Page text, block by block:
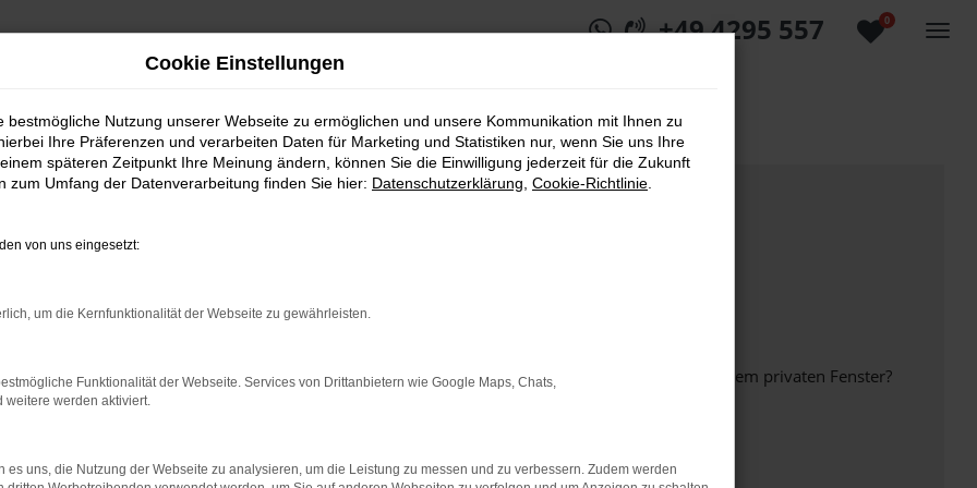
0
+49 4295 557
bestimmter Seiten verhindern. Funktioniert die Seite in einem anderen Browser oder in einem privaten Fenster?
beheben.
auf dem neuesten Stand sind.
Cookie Einstellungen
bestmögliche Nutzung unserer Webseite zu ermöglichen und unsere Kommunikation mit Ihnen zu
Ihre Präferenzen und verarbeiten Daten für Marketing und Statistiken nur, wenn Sie uns Ihre
späteren Zeitpunkt Ihre Meinung ändern, können Sie die Einwilligung jederzeit für die Zukunft
zum Umfang der Datenverarbeitung finden Sie hier: Datenschutzerklärung Cookie-Richtlinie
von uns eingesetzt:
um die Kernfunktionalität der Webseite zu gewährleisten.
Funktionalität der Webseite. Services von Drittanbietern wie Google Maps, Chats,
weitere werden aktiviert.
es uns, die Nutzung der Webseite zu analysieren, um die Leistung zu messen und zu verbessern. Zudem werden